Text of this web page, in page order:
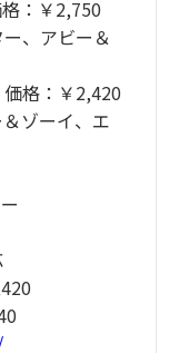
：￥2,750
、アビー＆
格：￥2,420
ゾーイ、エ